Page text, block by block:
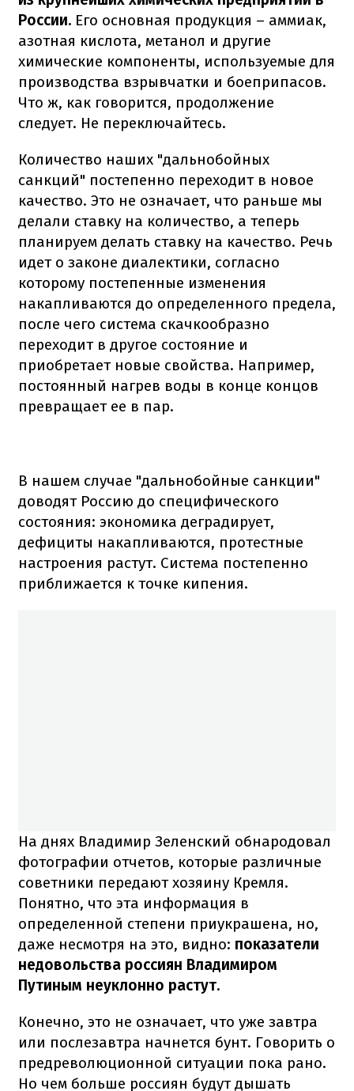
России. Его основная продукция – аммиак,
азотная кислота, метанол и другие
химические компоненты, используемые для
производства взрывчатки и боеприпасов.
Что ж, как говорится, продолжение
следует. Не переключайтесь.
Количество наших "дальнобойных
санкций" постепенно переходит в новое
качество. Это не означает, что раньше мы
делали ставку на количество, а теперь
планируем делать ставку на качество. Речь
идет о законе диалектики, согласно
которому постепенные изменения
накапливаются до определенного предела,
после чего система скачкообразно
переходит в другое состояние и
приобретает новые свойства. Например,
постоянный нагрев воды в конце концов
превращает ее в пар.
В нашем случае "дальнобойные санкции"
доводят Россию до специфического
состояния: экономика деградирует,
дефициты накапливаются, протестные
настроения растут. Система постепенно
приближается к точке кипения.
На днях Владимир Зеленский обнародовал
фотографии отчетов, которые различные
советники передают хозяину Кремля.
Понятно, что эта информация в
определенной степени приукрашена, но,
даже несмотря на это, видно: показатели
недовольства россиян Владимиром
Путиным неуклонно растут.
Конечно, это не означает, что уже завтра
или послезавтра начнется бунт. Говорить о
предреволюционной ситуации пока рано.
Но чем больше россиян будут дышать